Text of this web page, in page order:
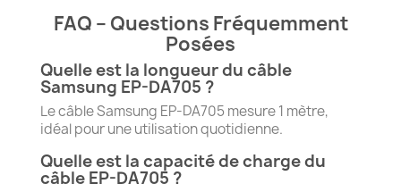
FAQ – Questions Fréquemment
Posées
Quelle est la longueur du câble
Samsung EP-DA705 ?
Le câble Samsung EP-DA705 mesure 1 mètre,
idéal pour une utilisation quotidienne.
Quelle est la capacité de charge du
câble EP-DA705 ?